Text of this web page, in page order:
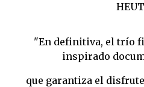
"En definitiva, el trío
inspirado
que garantiza el